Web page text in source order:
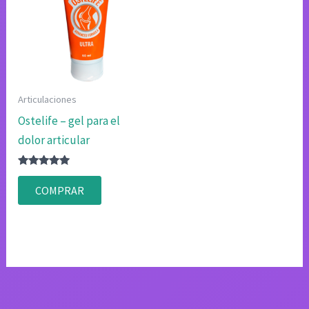
Articulaciones
Ostelife – gel para el
dolor articular
Valorado
4.75
de 5
COMPRAR